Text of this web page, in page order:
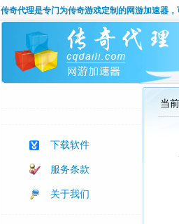
传奇代理是专门为传奇游戏定制的网游加速器
下载软件
服务条款
关于我们
当